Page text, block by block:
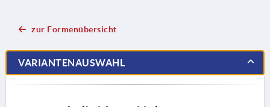
zur Formenübersicht
VARIANTENAUSWAHL